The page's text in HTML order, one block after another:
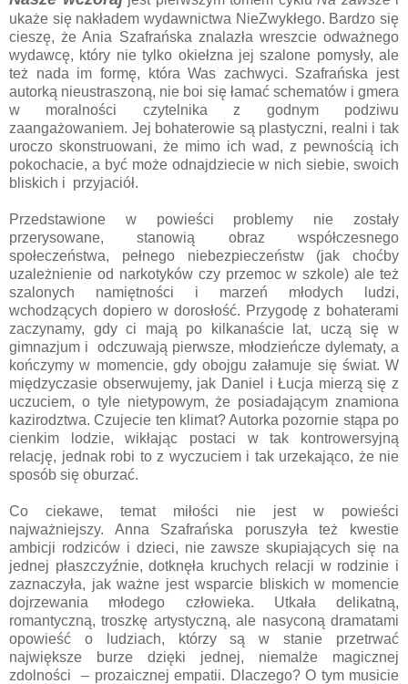
ukaże się nakładem wydawnictwa NieZwykłego. Bardzo się
cieszę, że Ania Szafrańska znalazła wreszcie odważnego
wydawcę, który nie tylko okiełzna jej szalone pomysły, ale
też nada im formę, która Was zachwyci. Szafrańska jest
autorką nieustraszoną, nie boi się łamać schematów i gmera
w moralności czytelnika z godnym podziwu
zaangażowaniem. Jej bohaterowie są plastyczni, realni i tak
uroczo skonstruowani, że mimo ich wad, z pewnością ich
pokochacie, a być może odnajdziecie w nich siebie, swoich
bliskich i przyjaciół.
Przedstawione w powieści problemy nie zostały
przerysowane, stanowią obraz współczesnego
społeczeństwa, pełnego niebezpieczeństw (jak choćby
uzależnienie od narkotyków czy przemoc w szkole) ale też
szalonych namiętności i marzeń młodych ludzi,
wchodzących dopiero w dorosłość. Przygodę z bohaterami
zaczynamy, gdy ci mają po kilkanaście lat, uczą się w
gimnazjum i odczuwają pierwsze, młodzieńcze dylematy, a
kończymy w momencie, gdy obojgu załamuje się świat. W
międzyczasie obserwujemy, jak Daniel i Łucja mierzą się z
uczuciem, o tyle nietypowym, że posiadającym znamiona
kazirodztwa. Czujecie ten klimat? Autorka pozornie stąpa po
cienkim lodzie, wikłając postaci w tak kontrowersyjną
relację, jednak robi to z wyczuciem i tak urzekająco, że nie
sposób się oburzać.
Co ciekawe, temat miłości nie jest w powieści
najważniejszy. Anna Szafrańska poruszyła też kwestie
ambicji rodziców i dzieci, nie zawsze skupiających się na
jednej płaszczyźnie, dotknęła kruchych relacji w rodzinie i
zaznaczyła, jak ważne jest wsparcie bliskich w momencie
dojrzewania młodego człowieka. Utkała delikatną,
romantyczną, troszkę artystyczną, ale nasyconą dramatami
opowieść o ludziach, którzy są w stanie przetrwać
największe burze dzięki jednej, niemalże magicznej
zdolności – prozaicznej empatii. Dlaczego? O tym musicie